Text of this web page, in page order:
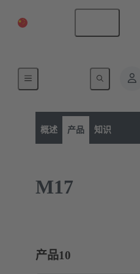
概述 产品 知识
电缆组装
M17
产品10